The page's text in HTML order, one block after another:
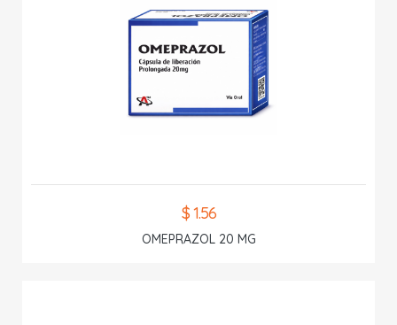
$ 1.56
OMEPRAZOL 20 MG